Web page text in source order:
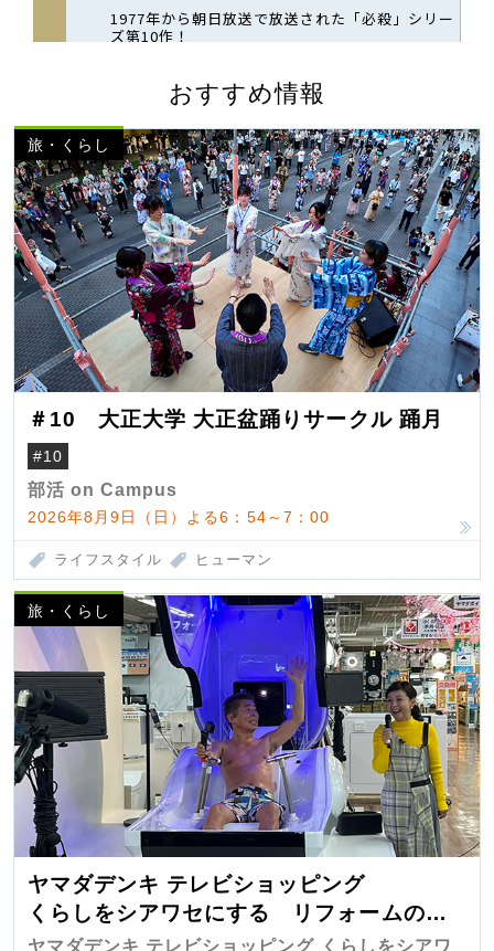
おすすめ情報
旅・くらし
＃10 大正大学 大正盆踊りサークル 踊月
#10
部活 on Campus
2026年8月9日（日）よる6：54～7：00
ライフスタイル ヒューマン
旅・くらし
ヤマダデンキ テレビショッピング
くらしをシアワセにする リフォームの
匠 第7弾
ヤマダデンキ テレビショッピング くらしをシアワ